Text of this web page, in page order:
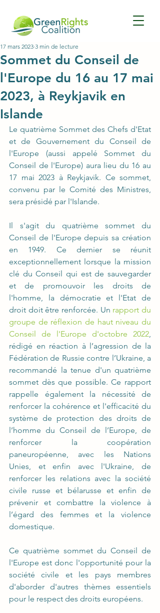
Sommet du Conseil de
l'Europe du 16 au 17 mai
2023, à Reykjavik en
Islande
17 mars 2023 3 min de lecture
Le quatrième Sommet des Chefs d'Etat
et de Gouvernement du Conseil de
l'Europe (aussi appelé Sommet du
Conseil de l'Europe) aura lieu du 16 au
17 mai 2023 à Reykjavik. Ce sommet,
convenu par le Comité des Ministres,
sera présidé par l'Islande.
Il s'agit du quatrième sommet du
Conseil de l'Europe depuis sa création
en 1949. Ce dernier se réunit
exceptionnellement lorsque la mission
clé du Conseil qui est de sauvegarder
et de promouvoir les droits de
l'homme, la démocratie et l'Etat de
droit doit être renforcée. Un rapport du
groupe de réflexion de haut niveau du
Conseil de l'Europe d'octobre 2022,
rédigé en réaction à l’agression de la
Fédération de Russie contre l’Ukraine, a
recommandé la tenue d'un quatrième
sommet dès que possible. Ce rapport
rappelle également la nécessité de
renforcer la cohérence et l'efficacité du
système de protection des droits de
l’homme du Conseil de l’Europe, de
renforcer la coopération
paneuropéenne, avec les Nations
Unies, et enfin avec l'Ukraine, de
renforcer les relations avec la société
civile russe et bélarusse et enfin de
prévenir et combattre la violence à
l’égard des femmes et la violence
domestique.
Ce quatrième sommet du Conseil de
l'Europe est donc l'opportunité pour la
société civile et les pays membres
d'aborder d'autres thèmes essentiels
pour le respect des droits européens.